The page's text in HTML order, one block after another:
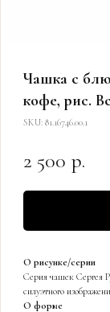
Чашка с
кофе, рис.
SKU: 81.16746.00.1
2 500 р.
О рисунке/серии
Серия чашек Сергея
силуэтного
О форме